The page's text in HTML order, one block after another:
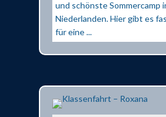
und schönste Sommercamp
Niederlanden. Hier gibt es
für eine ...